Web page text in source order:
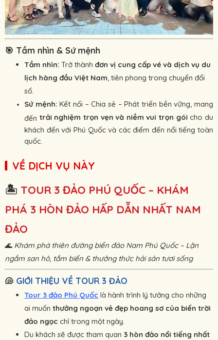
🎯 Tầm nhìn & Sứ mệnh
Tầm nhìn: Trở thành đơn vị cung cấp vé và dịch vụ du
lịch hàng đầu Việt Nam, tiên phong trong chuyển đổi
số.
Sứ mệnh: Kết nối – Chia sẻ – Phát triển bền vững, mang
đến trải nghiệm trọn vẹn và niềm vui trọn gói cho du
khách đến với Phú Quốc và các điểm đến nổi tiếng toàn
quốc.
VỀ DỊCH VỤ NÀY
🏝 TOUR 3 ĐẢO PHÚ QUỐC – KHÁM
PHÁ 3 HÒN ĐẢO HẤP DẪN NHẤT NAM
ĐẢO
🌊 Khám phá thiên đường biển đảo Nam Phú Quốc – Lặn
ngắm san hô, tắm biển & thưởng thức hải sản tươi sống
🐚 GIỚI THIỆU VỀ TOUR 3 ĐẢO
Tour 3 đảo Phú Quốc là hành trình lý tưởng cho những
ai muốn thưởng ngoạn vẻ đẹp hoang sơ của biển trời
đảo ngọc chỉ trong một ngày.
Du khách sẽ được tham quan 3 hòn đảo nổi tiếng nhất